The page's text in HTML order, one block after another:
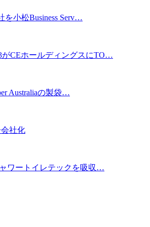
小松Business Serv…
がCEホールディングスにTO…
Australiaの製袋…
社化
ワートイレテックを吸収…